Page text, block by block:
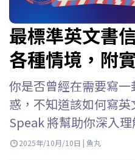
最標準英文書
各種情境，附
你是否曾經在需要寫
惑，不知道該如何寫英
Speak 將幫助你深入
英文書信在作文中的寫
2025年/10月/10日 | 魚丸